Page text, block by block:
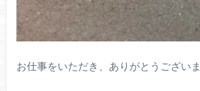
お仕事をいただき、ありがとうござい